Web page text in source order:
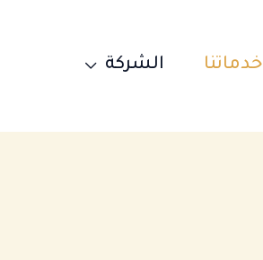
خدماتنا الشركة